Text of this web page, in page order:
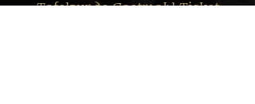
Tafelrunde Gastmahl Ticket